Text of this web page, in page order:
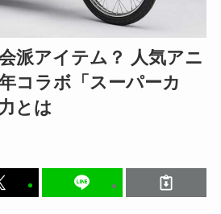
派アイテム？ 人気アニ
コラボ「スーパーカ
とは